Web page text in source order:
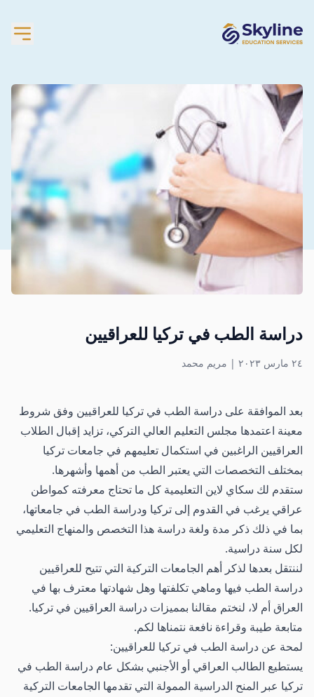
دراسة الطب في تركيا للعراقيين
٢٤ مارس ٢٠٢٣ | مريم محمد
بعد الموافقة على دراسة الطب في تركيا للعراقيين وفق شروط
معينة اعتمدها مجلس التعليم العالي التركي، تزايد إقبال الطلاب
العراقيين الراغبين في استكمال تعليمهم في جامعات تركيا
بمختلف التخصصات التي يعتبر الطب من أهمها وأشهرها.
ستقدم لك سكاي لاين التعليمية كل ما تحتاج معرفته كمواطن
عراقي يرغب في القدوم إلى تركيا ودراسة الطب في جامعاتها،
بما في ذلك ذكر مدة ولغة دراسة هذا التخصص والمنهاج التعليمي
لكل سنة دراسية.
لننتقل بعدها لذكر أهم الجامعات التركية التي تتيح للعراقيين
دراسة الطب فيها وماهي تكلفتها وهل شهادتها معترف بها في
العراق أم لا، لنختم مقالنا بمميزات دراسة العراقيين في تركيا.
متابعة طيبة وقراءة نافعة نتمناها لكم.
لمحة عن دراسة الطب في تركيا للعراقيين:
يستطيع الطالب العراقي أو الأجنبي بشكل عام دراسة الطب في
تركيا عبر المنح الدراسية الممولة التي تقدمها الجامعات التركية